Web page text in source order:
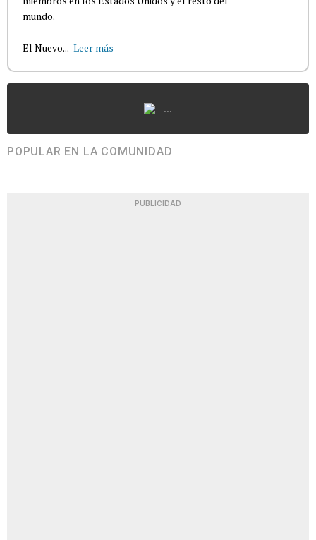
mundo.
El Nuevo... Leer más
...
POPULAR EN LA COMUNIDAD
PUBLICIDAD